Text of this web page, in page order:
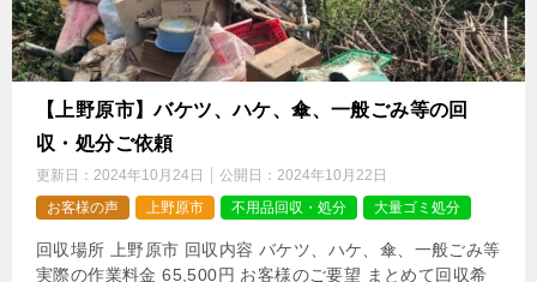
【上野原市】バケツ、ハケ、傘、一般ごみ等の回
収・処分ご依頼
更新日： 2024年10月24日 公開日： 2024年10月22日
お客様の声
上野原市 不用品回収・処分 大量ゴミ処分
回収場所 上野原市 回収内容 バケツ、ハケ、傘、一般ごみ等
実際の作業料金 65,500円 お客様のご要望 まとめて回収希